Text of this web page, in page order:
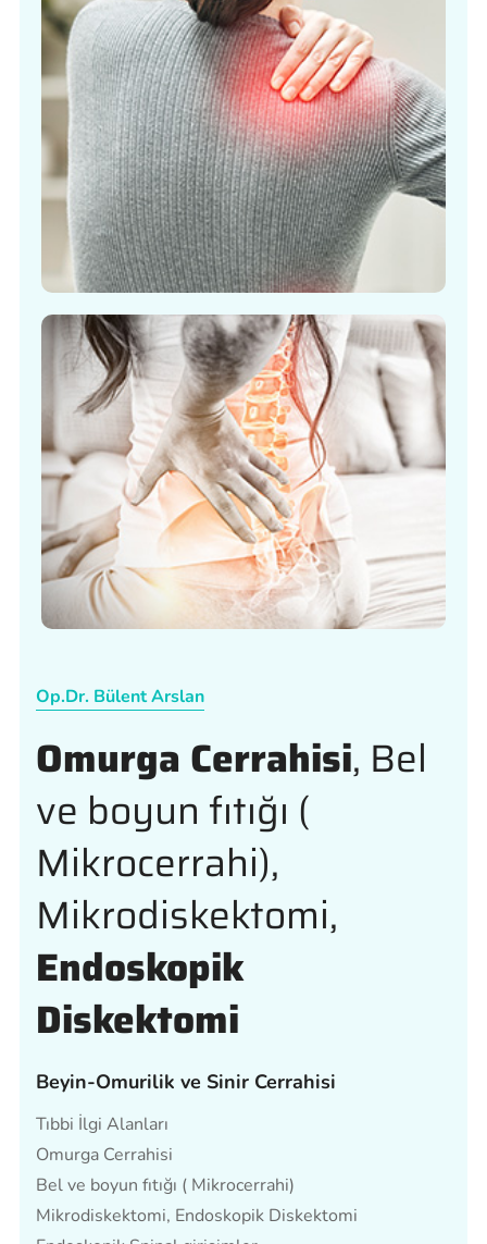
Op.Dr. Bülent Arslan
Omurga Cerrahisi, Bel
ve boyun fıtığı (
Mikrocerrahi),
Mikrodiskektomi,
Endoskopik
Diskektomi
Beyin-Omurilik ve Sinir Cerrahisi
Tıbbi İlgi Alanları
Omurga Cerrahisi
Bel ve boyun fıtığı ( Mikrocerrahi)
Mikrodiskektomi, Endoskopik Diskektomi